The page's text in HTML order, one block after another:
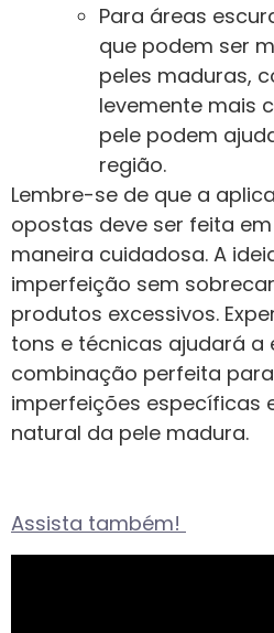
Para áreas
que podem ser
peles maduras,
levemente mais
pele podem
região.
Lembre-se de que a
opostas deve ser feita
maneira cuidadosa. A
imperfeição sem
produtos excessivos.
tons e técnicas ajudará a
combinação perfeita
imperfeições específicas
natural da pele madura.
Assista também!